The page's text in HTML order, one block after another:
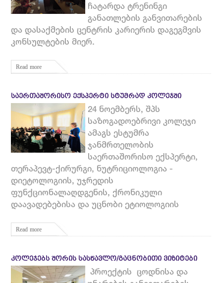
ჩატარდა ტრენინგი
განათლების განვითარების
და დასაქმების ცენტრის კარიერის დაგეგმვის
კონსულტების მიერ.
Read more
ᲡᲐᲔᲠᲗᲐᲨᲝᲠᲘᲡᲝ ᲔᲥᲡᲞᲔᲠᲢᲘ ᲡᲢᲣᲛᲠᲐᲓ ᲙᲝᲚᲔᲯᲨᲘ
24 ნოემბერს, შპს
საზოგადოებრივი კოლეჯი
ამაგს ესტუმრა
ჯანმრთელობის
საერთაშორისო ექსპერტი,
თერაპევტ-ქირურგი, ნუტრიციოლოგია -
დიეტოლოგიის, უჯრედის
ფუნქციონალაღდგენის, ქრონიკული
დაავადებებისა და უცნობი ეტიოლოგიის
Read more
ᲙᲝᲚᲔᲯᲔᲑᲡ ᲨᲝᲠᲘᲡ ᲡᲐᲡᲬᲐᲕᲚᲝ/ᲒᲐᲪᲜᲝᲑᲘᲗᲘ ᲕᲘᲖᲘᲢᲔᲑᲘ
პროექტის ცოდნისა და